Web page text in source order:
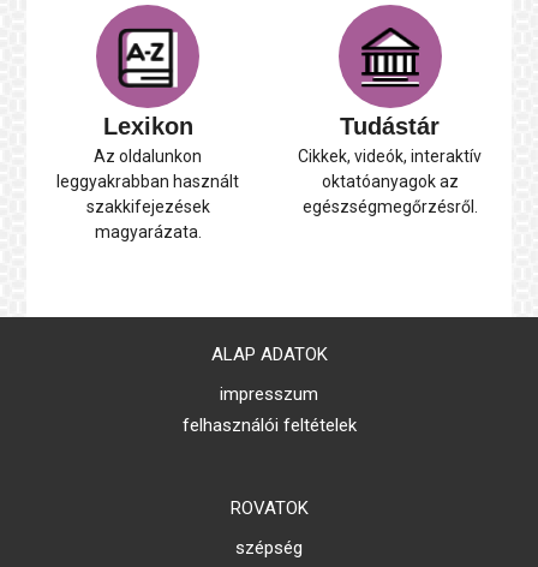
Lexikon
Az oldalunkon
leggyakrabban használt
szakkifejezések
magyarázata.
Tudástár
Cikkek, videók, interaktív
oktatóanyagok az
egészségmegőrzésről.
ALAP ADATOK
impresszum
felhasználói feltételek
ROVATOK
szépség